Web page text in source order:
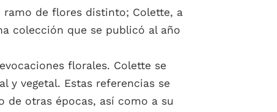
ramo de flores distinto; Colette, a
colección que se publicó al año
florales. Colette se
y vegetal. Estas referencias se
de otras épocas, así como a su